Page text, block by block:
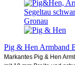
Pig & Hen Armband
Markantes Pig & Hen